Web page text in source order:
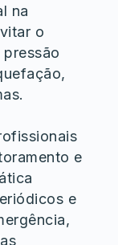
na
o
e
e